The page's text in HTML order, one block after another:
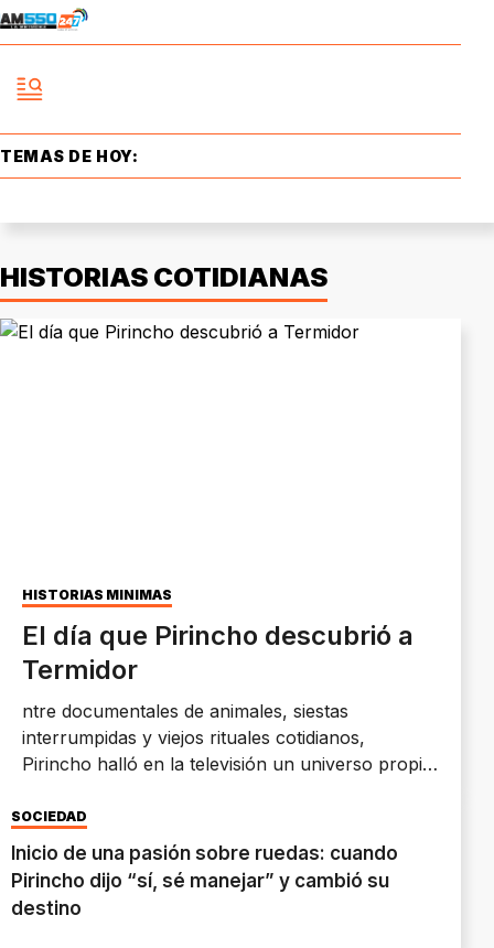
TEMAS DE HOY:
HISTORIAS COTIDIANAS
HISTORIAS MÍNIMAS
El día que Pirincho descubrió a
Termidor
ntre documentales de animales, siestas
interrumpidas y viejos rituales cotidianos,
Pirincho halló en la televisión un universo propio.
de aquella tarde.
SOCIEDAD
Inicio de una pasión sobre ruedas: cuando
Pirincho dijo “sí, sé manejar” y cambió su
destino